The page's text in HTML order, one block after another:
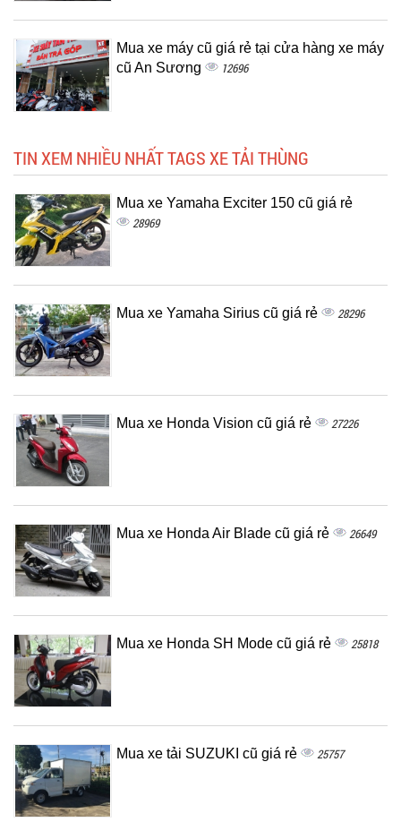
Mua xe máy cũ giá rẻ tại cửa hàng xe máy
cũ An Sương
12696
TIN XEM NHIỀU NHẤT TAGS XE TẢI THÙNG
Mua xe Yamaha Exciter 150 cũ giá rẻ
28969
Mua xe Yamaha Sirius cũ giá rẻ 28296
Mua xe Honda Vision cũ giá rẻ 27226
Mua xe Honda Air Blade cũ giá rẻ 26649
Mua xe Honda SH Mode cũ giá rẻ 25818
Mua xe tải SUZUKI cũ giá rẻ 25757